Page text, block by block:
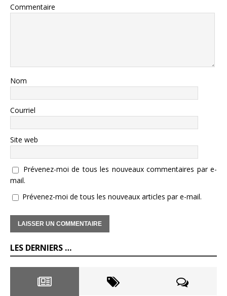
Commentaire
Nom
Courriel
Site web
Prévenez-moi de tous les nouveaux commentaires par e-
mail.
Prévenez-moi de tous les nouveaux articles par e-mail.
LES DERNIERS …